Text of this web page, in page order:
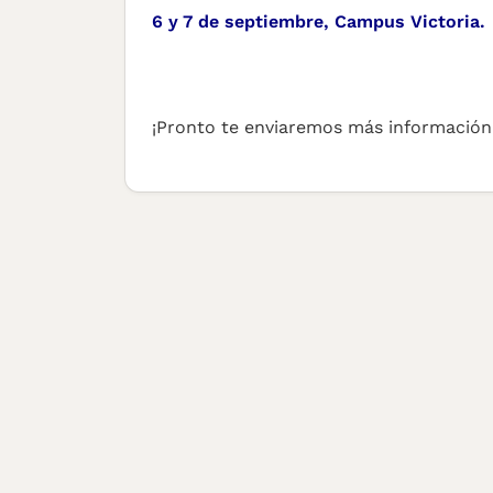
6 y 7 de septiembre, Campus Victoria.
¡Pronto te enviaremos más